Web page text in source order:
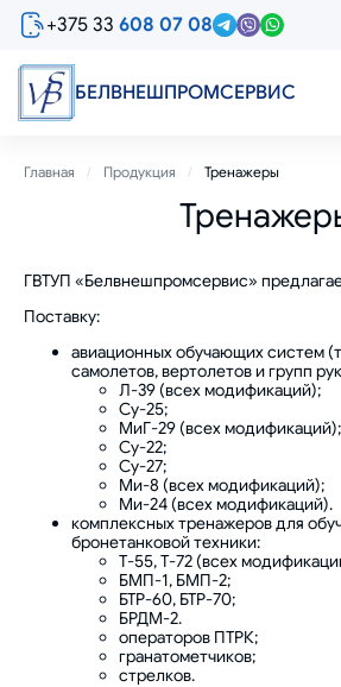
Перейти
содержанию
+375 33 608 07 08
БЕЛВНЕШПРОМСЕРВИС
Строка
Главная Продукция Тренажеры
ГВТУП «Белвнешпромсервис»
Поставку:
авиационных обучающих систем
самолетов, вертолетов и групп
Л-39 (всех модификаций);
Су-25;
МиГ-29 (всех модификаций);
Су-22;
Су-27;
Ми-8 (всех модификаций);
Ми-24 (всех модификаций).
комплексных тренажеров для
бронетанковой техники:
Т-55, Т-72 (всех
БМП-1, БМП-2;
БТР-60, БТР-70;
БРДМ-2.
операторов ПТРК;
гранатометчиков;
стрелков.